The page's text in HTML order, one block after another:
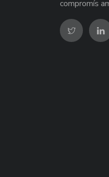
compromís